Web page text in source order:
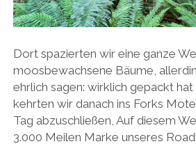
Dort spazierten wir eine ganze
moosbewachsene Bäume,
ehrlich sagen: wirklich gepackt hat
kehrten wir danach ins Forks
Tag abzuschließen, Auf diesem
3.000 Meilen Marke unseres